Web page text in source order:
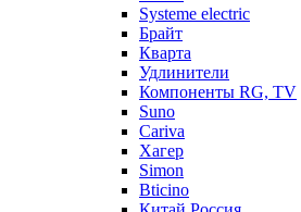
Systeme electric
Брайт
Кварта
Удлинители
Компоненты RG, TV
Suno
Cariva
Хагер
Simon
Bticino